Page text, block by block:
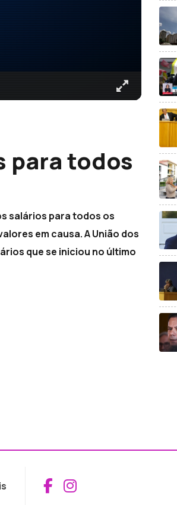
para todos
salários para todos os
em causa. A União dos
que se iniciou no último
Aceder ao
Aceder ao